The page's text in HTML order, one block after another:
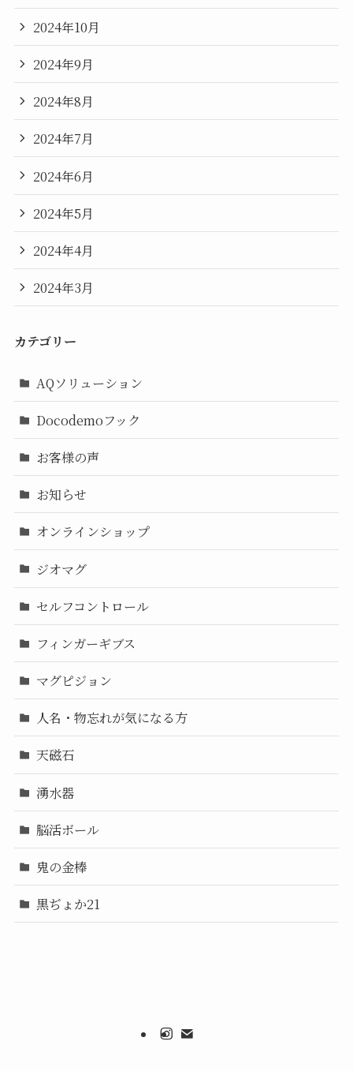
2024年10月
2024年9月
2024年8月
2024年7月
2024年6月
2024年5月
2024年4月
2024年3月
カテゴリー
AQソリューション
Docodemoフック
お客様の声
お知らせ
オンラインショップ
ジオマグ
セルフコントロール
フィンガーギブス
マグピジョン
人名・物忘れが気になる方
天磁石
湧水器
脳活ボール
鬼の金棒
黒ぢょか21